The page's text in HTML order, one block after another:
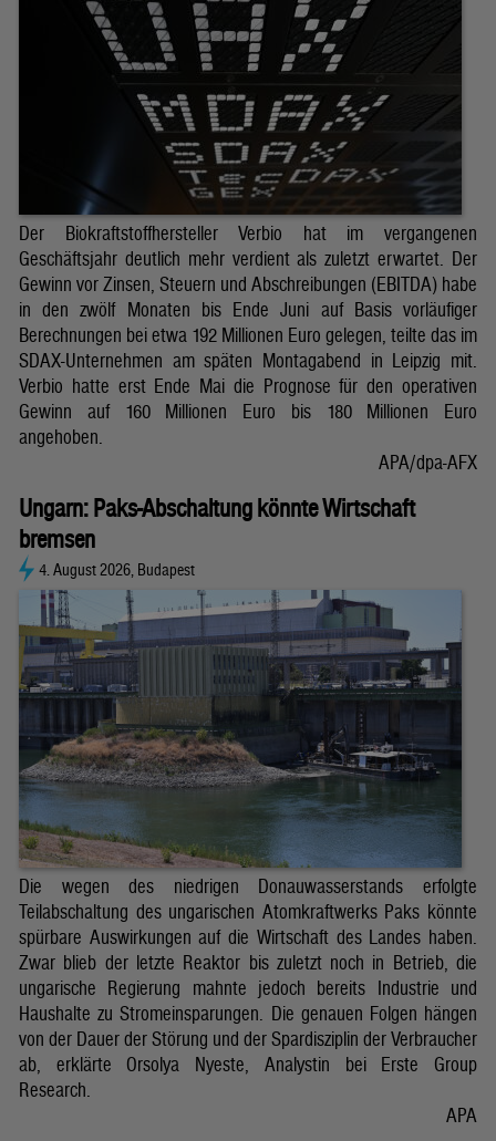
Der Biokraftstoffhersteller Verbio hat im vergangenen
Geschäftsjahr deutlich mehr verdient als zuletzt erwartet. Der
Gewinn vor Zinsen, Steuern und Abschreibungen (EBITDA) habe
in den zwölf Monaten bis Ende Juni auf Basis vorläufiger
Berechnungen bei etwa 192 Millionen Euro gelegen, teilte das im
SDAX-Unternehmen am späten Montagabend in Leipzig mit.
Verbio hatte erst Ende Mai die Prognose für den operativen
Gewinn auf 160 Millionen Euro bis 180 Millionen Euro
angehoben.
APA/dpa-AFX
Ungarn: Paks-Abschaltung könnte Wirtschaft
bremsen
4. August 2026, Budapest
Die wegen des niedrigen Donauwasserstands erfolgte
Teilabschaltung des ungarischen Atomkraftwerks Paks könnte
spürbare Auswirkungen auf die Wirtschaft des Landes haben.
Zwar blieb der letzte Reaktor bis zuletzt noch in Betrieb, die
ungarische Regierung mahnte jedoch bereits Industrie und
Haushalte zu Stromeinsparungen. Die genauen Folgen hängen
von der Dauer der Störung und der Spardisziplin der Verbraucher
ab, erklärte Orsolya Nyeste, Analystin bei Erste Group
Research.
APA